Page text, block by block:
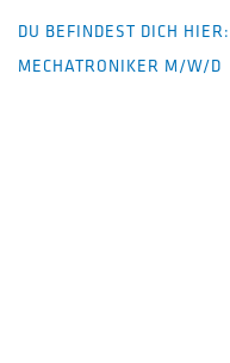
DU BEFINDEST DICH HIER:
MECHATRONIKER M/W/D